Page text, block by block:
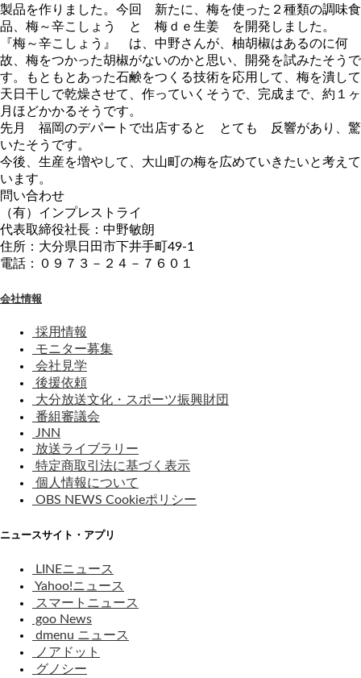
製品を作りました。今回 新たに、梅を使った２種類の調味食
品、梅～辛こしょう と 梅ｄｅ生姜 を開発しました。
『梅～辛こしょう』 は、中野さんが、柚胡椒はあるのに何
故、梅をつかった胡椒がないのかと思い、開発を試みたそうで
す。もともとあった石鹸をつくる技術を応用して、梅を潰して
天日干しで乾燥させて、作っていくそうで、完成まで、約１ヶ
月ほどかかるそうです。
先月 福岡のデパートで出店すると とても 反響があり、驚
いたそうです。
今後、生産を増やして、大山町の梅を広めていきたいと考えて
います。
問い合わせ
（有）インプレストライ
代表取締役社長：中野敏朗
住所：大分県日田市下井手町49-1
電話：０９７３－２４－７６０１
会社情報
採用情報
モニター募集
会社見学
後援依頼
大分放送文化・スポーツ振興財団
番組審議会
JNN
放送ライブラリー
特定商取引法に基づく表示
個人情報について
OBS NEWS Cookieポリシー
ニュースサイト・アプリ
LINEニュース
Yahoo!ニュース
スマートニュース
goo News
dmenu ニュース
ノアドット
グノシー